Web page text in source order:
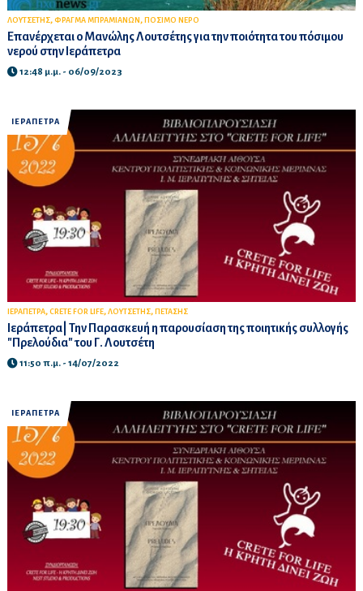
ΛΟΥΤΣΕΤΗΣ, ΦΡΑΓΜΑ ΜΠΡΑΜΙΑΝΩΝ , ΠΟΣΙΜΟ ΝΕΡΟ
Επανέρχεται ο Μανώλης Λουτσέτης για την ποιότητα του πόσιμου
νερού στην Ιεράπετρα
12:48 μ.μ. - 06/09/2023
ΙΕΡΑΠΕΤΡΑ
ΙΕΡΑΠΕΤΡΑ, CRETE FOR LIFE, ΛΟΥΤΣΕΤΗΣ, ΠΕΤΑΣΗΣ
Ιεράπετρα| Την Παρασκευή η παρουσίαση της ποιητικής συλλογής
"Πρελούδια" του Γ. Λουτσέτη
11:50 π.μ. - 14/07/2022
ΙΕΡΑΠΕΤΡΑ